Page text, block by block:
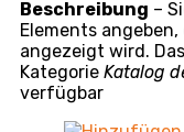
Fahrzeuge
IT Monitoring